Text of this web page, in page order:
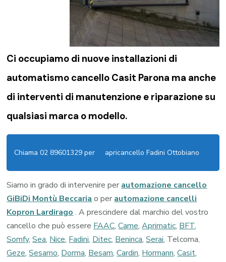
Ci occupiamo di nuove installazioni di
automatismo cancello Casit Parona ma anche
di interventi di manutenzione e riparazione su
qualsiasi marca o modello.
Chiama 02 89601329 per apricancello Fadini Ottobiano
Siamo in grado di intervenire per automazione cancello
GiBiDi Montù Beccaria o per automazione cancelli
Kopron Lardirago . A prescindere dal marchio del vostro
cancello che può essere FAAC,Came,Aprimatic, BFT,
Somfy,Sea, Nice, Fadini, Ditec, Beninca,Serai, Telcoma,
Geze,Sesamo, Dorma, Besam,Cardin, Hormann,Casit,